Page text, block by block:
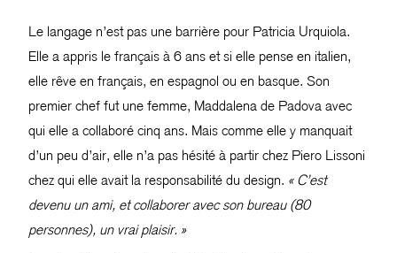
Le langage n’est pas une barrière pour Patricia Urquiola.
Elle a appris le français à 6 ans et si elle pense en italien,
elle rêve en français, en espagnol ou en basque. Son
premier chef fut une femme, Maddalena de Padova avec
qui elle a collaboré cinq ans. Mais comme elle y manquait
d’un peu d’air, elle n’a pas hésité à partir chez Piero Lissoni
chez qui elle avait la responsabilité du design. « C’est
devenu un ami, et collaborer avec son bureau (80
personnes), un vrai plaisir. »